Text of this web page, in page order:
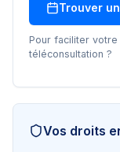
Trouver
Pour faciliter
téléconsultation ?
Vos droits